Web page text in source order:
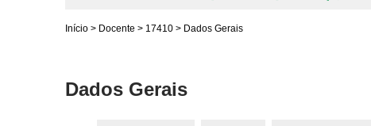
Início > Docente > 17410 > Dados Gerais
Dados Gerais